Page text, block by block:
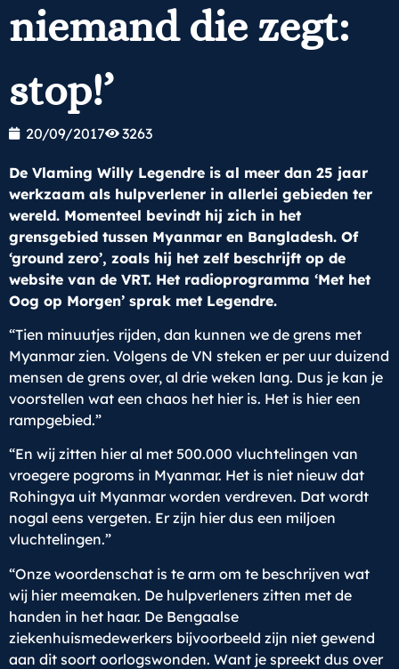
niemand die zegt:
stop!’
20/09/2017 3263
De Vlaming Willy Legendre is al meer dan 25 jaar
werkzaam als hulpverlener in allerlei gebieden ter
wereld. Momenteel bevindt hij zich in het
grensgebied tussen Myanmar en Bangladesh. Of
‘ground zero’, zoals hij het zelf beschrijft op de
website van de VRT. Het radioprogramma ‘Met het
Oog op Morgen’ sprak met Legendre.
“Tien minuutjes rijden, dan kunnen we de grens met
Myanmar zien. Volgens de VN steken er per uur duizend
mensen de grens over, al drie weken lang. Dus je kan je
voorstellen wat een chaos het hier is. Het is hier een
rampgebied.”
“En wij zitten hier al met 500.000 vluchtelingen van
vroegere pogroms in Myanmar. Het is niet nieuw dat
Rohingya uit Myanmar worden verdreven. Dat wordt
nogal eens vergeten. Er zijn hier dus een miljoen
vluchtelingen.”
“Onze woordenschat is te arm om te beschrijven wat
wij hier meemaken. De hulpverleners zitten met de
handen in het haar. De Bengaalse
ziekenhuismedewerkers bijvoorbeeld zijn niet gewend
aan dit soort oorlogswonden. Want je spreekt dus over